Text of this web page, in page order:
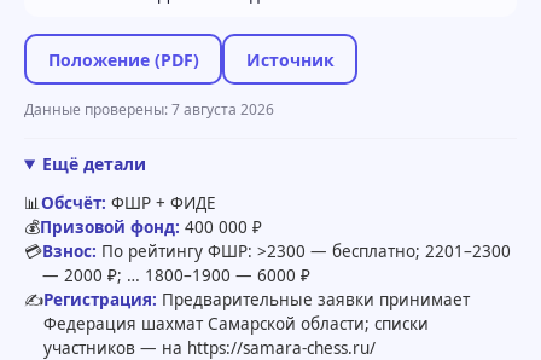
Положение (PDF) Источник
Данные проверены: 7 августа 2026
Ещё детали
📊Обсчёт: ФШР + ФИДЕ
💰Призовой фонд: 400 000 ₽
💳Взнос: По рейтингу ФШР: >2300 — бесплатно; 2201–2300
— 2000 ₽; … 1800–1900 — 6000 ₽
✍️Регистрация: Предварительные заявки принимает
Федерация шахмат Самарской области; списки
участников — на https://samara-chess.ru/